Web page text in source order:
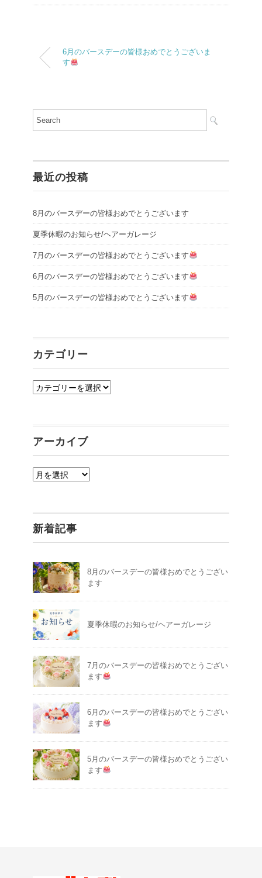
6月のバースデーの皆様おめでとうございま
す
最近の投稿
8月のバースデーの皆様おめでとうございます
夏季休暇のお知らせ/ヘアーガレージ
7月のバースデーの皆様おめでとうございます
6月のバースデーの皆様おめでとうございます
5月のバースデーの皆様おめでとうございます
カテゴリー
カ
ー
アーカイブ
ア
ブ
新着記事
8月のバースデーの皆様おめでとうござい
ます
夏季休暇のお知らせ/ヘアーガレージ
7月のバースデーの皆様おめでとうござい
ます
6月のバースデーの皆様おめでとうござい
ます
5月のバースデーの皆様おめでとうござい
ます